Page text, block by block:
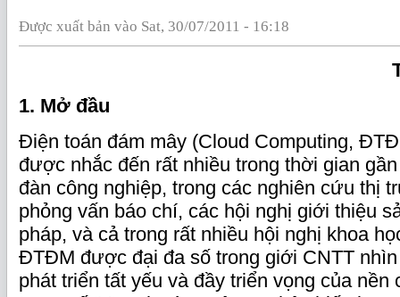
Được xuất bản vào Sat, 30/07/2011 - 16:18
1. Mở đầu
Điện toán đám mây (Cloud Computing,
được nhắc đến rất nhiều trong thời gian
đàn công nghiệp, trong các nghiên cứu thị
phỏng vấn báo chí, các hội nghị giới thiệu
pháp, và cả trong rất nhiều hội nghị khoa
ĐTĐM được đại đa số trong giới CNTT
phát triển tất yếu và đầy triển vọng của nền